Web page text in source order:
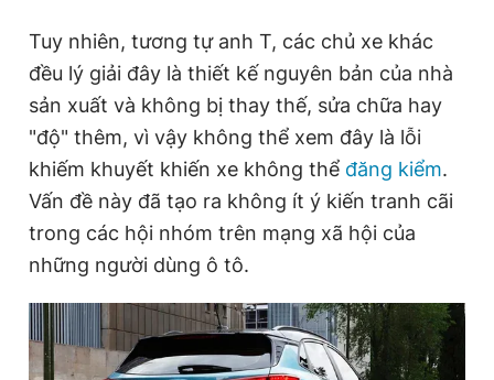
Tuy nhiên, tương tự anh T, các chủ xe khác
đều lý giải đây là thiết kế nguyên bản của nhà
sản xuất và không bị thay thế, sửa chữa hay
"độ" thêm, vì vậy không thể xem đây là lỗi
khiếm khuyết khiến xe không thể đăng kiểm.
Vấn đề này đã tạo ra không ít ý kiến tranh cãi
trong các hội nhóm trên mạng xã hội của
những người dùng ô tô.